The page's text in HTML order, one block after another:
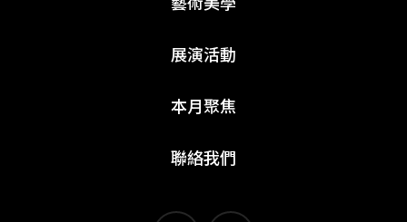
展演活動
本月聚焦
聯絡我們